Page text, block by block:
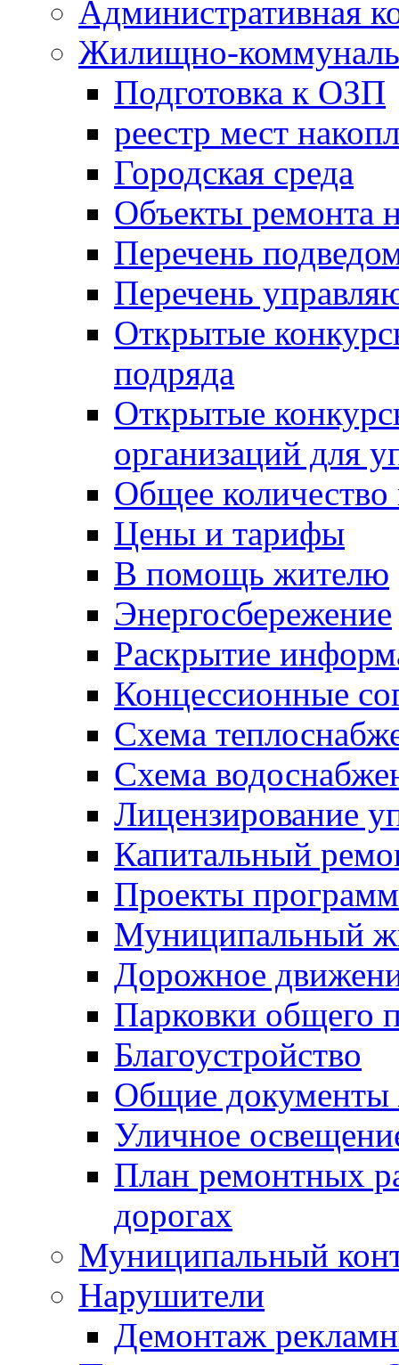
Административная
Жилищно-
Подготовка к ОЗП
реестр мест
Городская среда
Объекты ремонта
Перечень
Перечень
Открытые
подряда
Открытые
организаций для
Общее
Цены и тарифы
В помощь жителю
Энергосбережение
Раскрытие
Концессионные
Схема
Схема
Лицензирование
Капитальный
Проекты программ
Муниципальный
Дорожное
Парковки общего
Благоустройство
Общие
Уличное
План ремонтных
дорогах
Муниципальный
Нарушители
Демонтаж